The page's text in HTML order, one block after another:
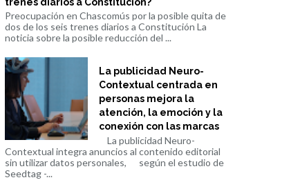
Preocupación en Chascomús por la posible quita de
dos de los seis trenes diarios a Constitución La
noticia sobre la posible reducción del ...
La publicidad Neuro-
Contextual centrada en
personas mejora la
atención, la emoción y la
conexión con las marcas
La publicidad Neuro-
Contextual integra anuncios al contenido editorial
sin utilizar datos personales, según el estudio de
Seedtag -...